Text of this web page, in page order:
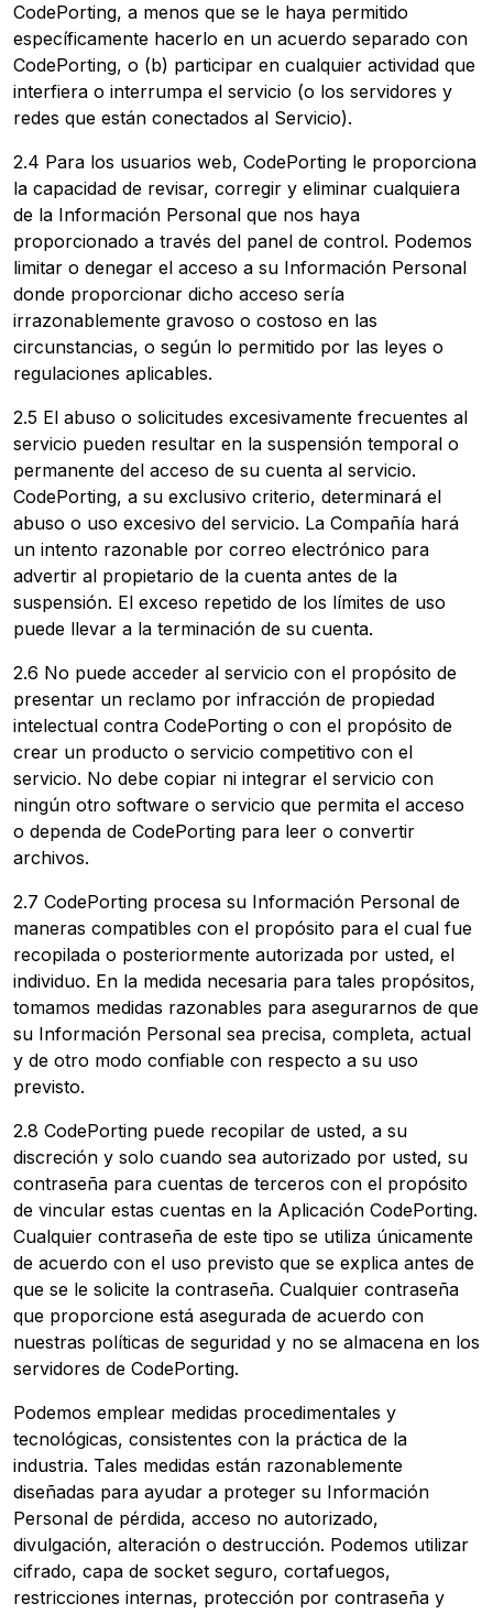
CodePorting, a menos que se le haya permitido
específicamente hacerlo en un acuerdo separado con
CodePorting, o (b) participar en cualquier actividad que
interfiera o interrumpa el servicio (o los servidores y
redes que están conectados al Servicio).
2.4 Para los usuarios web, CodePorting le proporciona
la capacidad de revisar, corregir y eliminar cualquiera
de la Información Personal que nos haya
proporcionado a través del panel de control. Podemos
limitar o denegar el acceso a su Información Personal
donde proporcionar dicho acceso sería
irrazonablemente gravoso o costoso en las
circunstancias, o según lo permitido por las leyes o
regulaciones aplicables.
2.5 El abuso o solicitudes excesivamente frecuentes al
servicio pueden resultar en la suspensión temporal o
permanente del acceso de su cuenta al servicio.
CodePorting, a su exclusivo criterio, determinará el
abuso o uso excesivo del servicio. La Compañía hará
un intento razonable por correo electrónico para
advertir al propietario de la cuenta antes de la
suspensión. El exceso repetido de los límites de uso
puede llevar a la terminación de su cuenta.
2.6 No puede acceder al servicio con el propósito de
presentar un reclamo por infracción de propiedad
intelectual contra CodePorting o con el propósito de
crear un producto o servicio competitivo con el
servicio. No debe copiar ni integrar el servicio con
ningún otro software o servicio que permita el acceso
o dependa de CodePorting para leer o convertir
archivos.
2.7 CodePorting procesa su Información Personal de
maneras compatibles con el propósito para el cual fue
recopilada o posteriormente autorizada por usted, el
individuo. En la medida necesaria para tales propósitos,
tomamos medidas razonables para asegurarnos de que
su Información Personal sea precisa, completa, actual
y de otro modo confiable con respecto a su uso
previsto.
2.8 CodePorting puede recopilar de usted, a su
discreción y solo cuando sea autorizado por usted, su
contraseña para cuentas de terceros con el propósito
de vincular estas cuentas en la Aplicación CodePorting.
Cualquier contraseña de este tipo se utiliza únicamente
de acuerdo con el uso previsto que se explica antes de
que se le solicite la contraseña. Cualquier contraseña
que proporcione está asegurada de acuerdo con
nuestras políticas de seguridad y no se almacena en los
servidores de CodePorting.
Podemos emplear medidas procedimentales y
tecnológicas, consistentes con la práctica de la
industria. Tales medidas están razonablemente
diseñadas para ayudar a proteger su Información
Personal de pérdida, acceso no autorizado,
divulgación, alteración o destrucción. Podemos utilizar
cifrado, capa de socket seguro, cortafuegos,
restricciones internas, protección por contraseña y